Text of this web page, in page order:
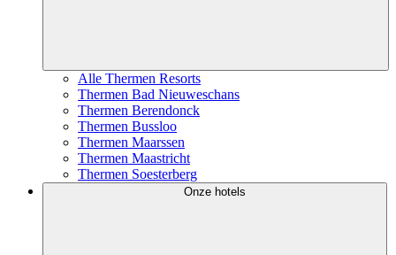
Alle Thermen Resorts
Thermen Bad Nieuweschans
Thermen Berendonck
Thermen Bussloo
Thermen Maarssen
Thermen Maastricht
Thermen Soesterberg
Onze hotels